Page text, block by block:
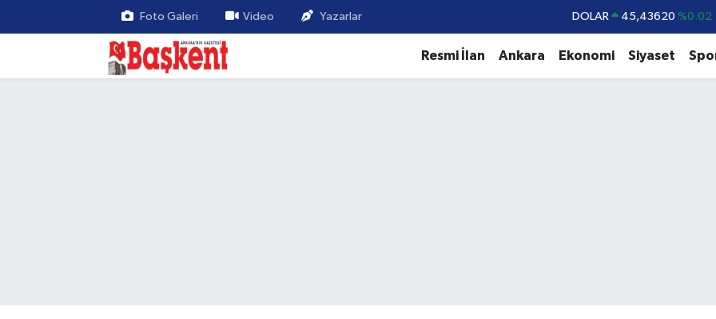
Foto Galeri Video Yazarlar DOLAR 45,43620 %0.02
Resmi İlan Ankara Ekonomi Siyaset